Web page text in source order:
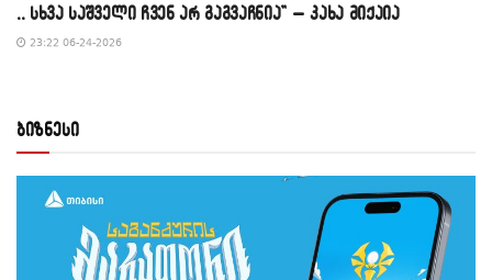
,, სხვა საშველი ჩვენ არ გაგვაჩნია” – კახა მიქაია
23:22 06-24-2026
ბიზნესი